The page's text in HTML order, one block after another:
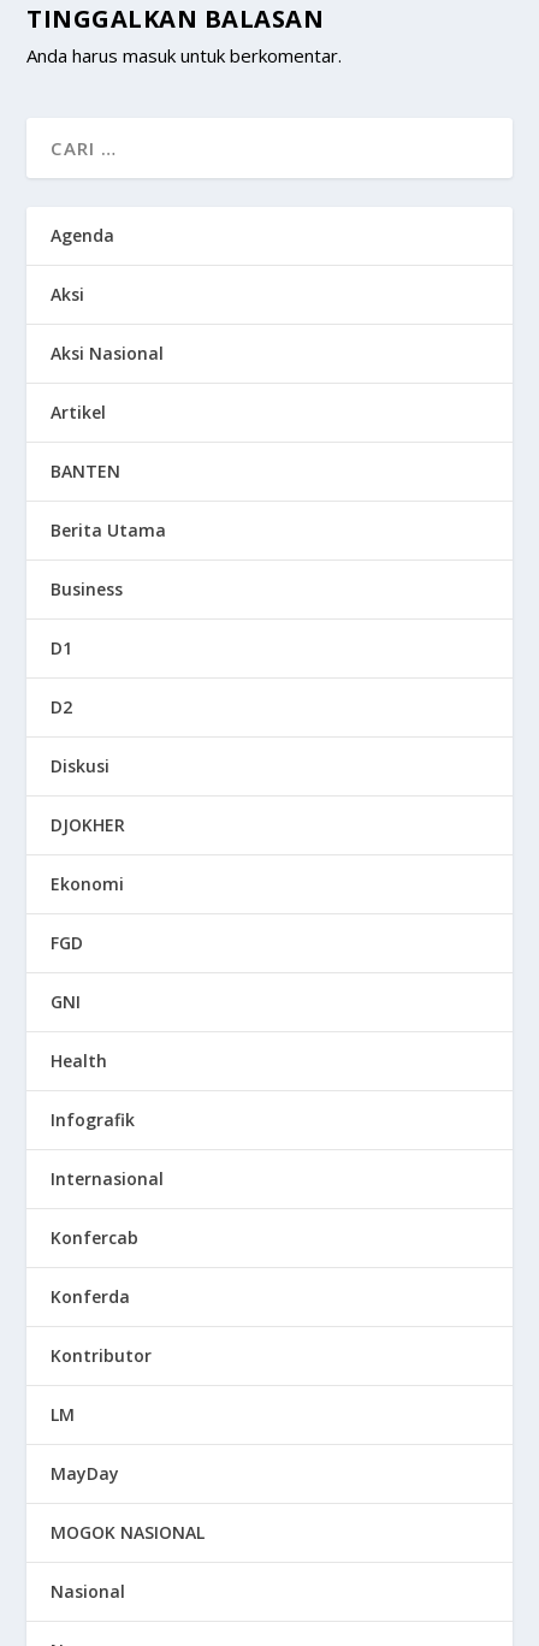
TINGGALKAN BALASAN
Anda harusmasuk untuk berkomentar.
Agenda
Aksi
Aksi Nasional
Artikel
BANTEN
Berita Utama
Business
D1
D2
Diskusi
DJOKHER
Ekonomi
FGD
GNI
Health
Infografik
Internasional
Konfercab
Konferda
Kontributor
LM
MayDay
MOGOK NASIONAL
Nasional